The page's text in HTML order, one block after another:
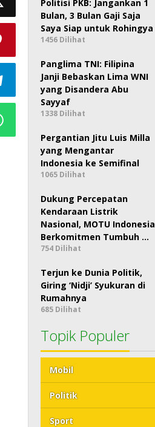
Politisi PKB: Jangankan 1
Bulan, 3 Bulan Gaji Saja
Saya Siap untuk Rohingya
1456 Dilihat
Panglima TNI: Filipina
Janji Bebaskan Lima WNI
yang Disandera Abu
Sayyaf
1338 Dilihat
Pergantian Jitu Luis Milla
yang Mengantar
Indonesia ke Semifinal
1065 Dilihat
Dukung Percepatan
Kendaraan Listrik
Nasional, MOTU Indonesia
Berkomitmen Tumbuh …
754 Dilihat
Terjun ke Dunia Politik,
Giring ‘Nidji’ Syukuran di
Rumahnya
685 Dilihat
Topik Populer
Mobil
Politik
Sport